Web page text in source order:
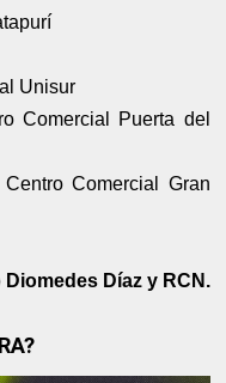
Unisur
Comercial Puerta del
Comercial Gran
Diomedes Díaz y RCN.